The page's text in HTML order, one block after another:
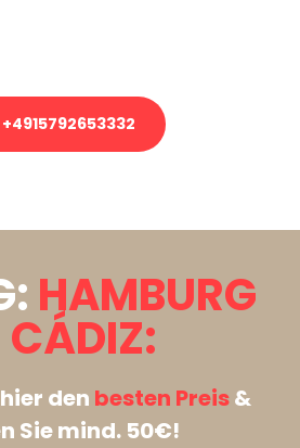
HAMBURG
den besten Preis&
Sie mind. 50€!